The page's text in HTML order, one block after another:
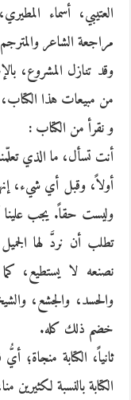
العتيبي، أسماء
مراجعة الشاعر
وقد تنازل المشروع،
من مبيعات هذا الكتاب،
و نقرأ من الكتاب :
أنت تسأل، ما الذي تعلّمنا
أولاً، وقبل أي شيء، إنها
وليست حقاً. يجب علينا
تطلب أن نردَّ لها
نصنعه لا يستطيع،
والحسد، والجشع،
خضم ذلك كله.
ثانياً، الكتابة
الكتابة بالنسبة لكثيرين